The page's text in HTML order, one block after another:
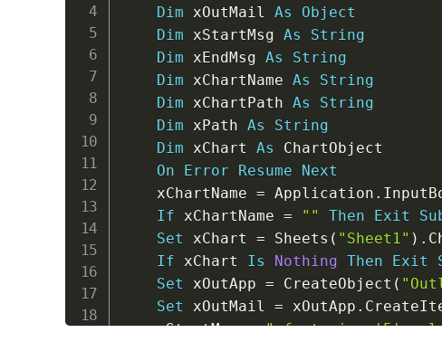
Dim xOutMail As
Object
Dim xStartMsg As
String
Dim xEndMsg As
String
Dim xChartName As
String
Dim xChartPath As
String
Dim xPath As
String
Dim xChart As ChartObject
On
Error Resume
Next
    xChartName
= Application .
If xChartName = "" Then Exit
Set xChart = Sheets ( "Sheet1" ) .
If xChart Is Nothing Then Exit
Set xOutApp = CreateObject (
Set xOutMail = xOutApp .
    xStartMsg
= "<font size='5'